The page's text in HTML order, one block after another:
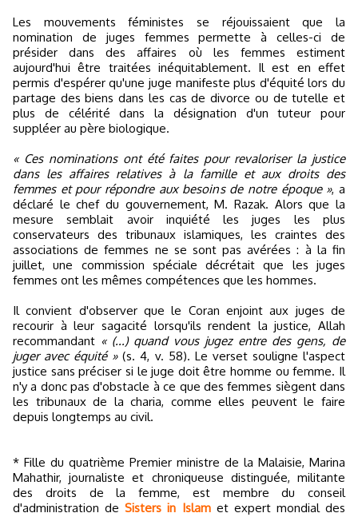
Les mouvements féministes se réjouissaient que la
nomination de juges femmes permette à celles-ci de
présider dans des affaires où les femmes estiment
aujourd'hui être traitées inéquitablement. Il est en effet
permis d'espérer qu'une juge manifeste plus d'équité lors du
partage des biens dans les cas de divorce ou de tutelle et
plus de célérité dans la désignation d'un tuteur pour
suppléer au père biologique.
« Ces nominations ont été faites pour revaloriser la justice
dans les affaires relatives à la famille et aux droits des
femmes et pour répondre aux besoins de notre époque », a
déclaré le chef du gouvernement, M. Razak. Alors que la
mesure semblait avoir inquiété les juges les plus
conservateurs des tribunaux islamiques, les craintes des
associations de femmes ne se sont pas avérées : à la fin
juillet, une commission spéciale décrétait que les juges
femmes ont les mêmes compétences que les hommes.
Il convient d'observer que le Coran enjoint aux juges de
recourir à leur sagacité lorsqu'ils rendent la justice, Allah
recommandant « (...) quand vous jugez entre des gens, de
juger avec équité »(s. 4, v. 58). Le verset souligne l'aspect
justice sans préciser si le juge doit être homme ou femme. Il
n'y a donc pas d'obstacle à ce que des femmes siègent dans
les tribunaux de la charia, comme elles peuvent le faire
depuis longtemps au civil.
* Fille du quatrième Premier ministre de la Malaisie, Marina
Mahathir, journaliste et chroniqueuse distinguée, militante
des droits de la femme, est membre du conseil
d'administration deSisters in Islamet expert mondial des